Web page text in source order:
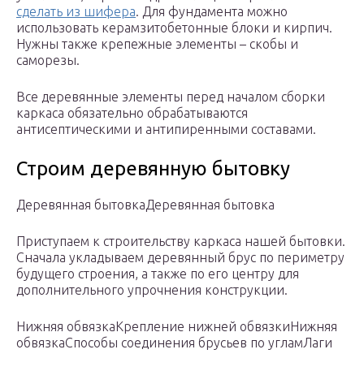
сделать из шифера. Для фундамента можно
использовать керамзитобетонные блоки и кирпич.
Нужны также крепежные элементы – скобы и
саморезы.
Все деревянные элементы перед началом сборки
каркаса обязательно обрабатываются
антисептическими и антипиренными составами.
Строим деревянную бытовку
Деревянная бытовкаДеревянная бытовка
Приступаем к строительству каркаса нашей бытовки.
Сначала укладываем деревянный брус по периметру
будущего строения, а также по его центру для
дополнительного упрочнения конструкции.
Нижняя обвязкаКрепление нижней обвязкиНижняя
обвязкаСпособы соединения брусьев по угламЛаги